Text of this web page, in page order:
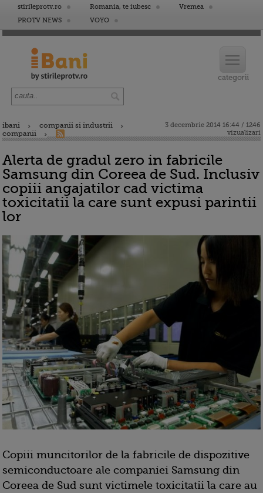
stirileprotv.ro Romania, te iubesc
Vremea
PROTV NEWS
VOYO
ibani
companii si industrii
companii
3 decembrie 2014 16:44 / 1246
vizualizari
Alerta de gradul zero in fabricile
Samsung din Coreea de Sud. Inclusiv
copiii angajatilor cad victima
toxicitatii la care sunt expusi parintii
lor
Copiii muncitorilor de la fabricile de dispozitive
semiconductoare ale companiei Samsung din
Coreea de Sud sunt victimele toxicitatii la care au